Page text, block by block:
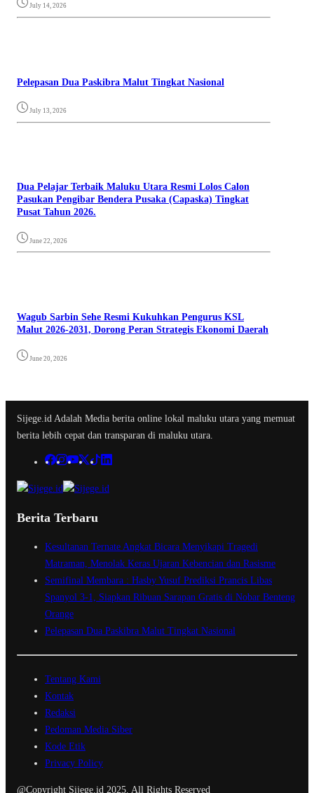
July 14, 2026
Pelepasan Dua Paskibra Malut Tingkat Nasional
July 13, 2026
Dua Pelajar Terbaik Maluku Utara Resmi Lolos Calon
Pasukan Pengibar Bendera Pusaka (Capaska) Tingkat
Pusat Tahun 2026.
June 22, 2026
Wagub Sarbin Sehe Resmi Kukuhkan Pengurus KSL
Malut 2026-2031, Dorong Peran Strategis Ekonomi Daerah
June 20, 2026
Sijege.id Adalah Media berita online lokal maluku utara yang memuat
berita lebih cepat dan transparan di maluku utara.
Berita Terbaru
Kesultanan Ternate Angkat Bicara Menyikapi Tragedi
Matraman, Menolak Keras Ujaran Kebencian dan Rasisme
Semifinal Membara : Hasby Yusuf Prediksi Prancis Libas
Spanyol 3-1, Siapkan Ribuan Sarapan Gratis di Nobar Benteng
Orange
Pelepasan Dua Paskibra Malut Tingkat Nasional
Tentang Kami
Kontak
Redaksi
Pedoman Media Siber
Kode Etik
Privacy Policy
@Copyright Sijege.id 2025. All Rights Reserved